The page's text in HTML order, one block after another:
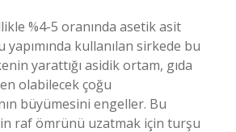
%4-5 oranında asetik asit
kullanılan sirkede bu
yarattığı asidik ortam, gıda
olabilecek çoğu
büyümesini engeller. Bu
raf ömrünü uzatmak için turşu